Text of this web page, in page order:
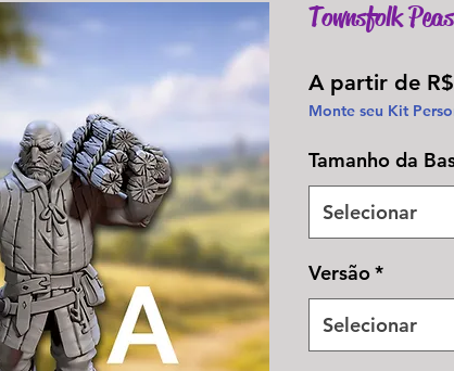
Townsfolk
A partir de
Monte seu Kit
Tamanho da
Selecionar
Versão*
Selecionar